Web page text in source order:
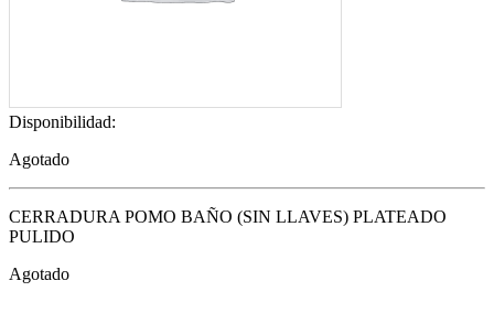
Disponibilidad:
Agotado
CERRADURA POMO BAÑO (SIN LLAVES) PLATEADO
PULIDO
Agotado